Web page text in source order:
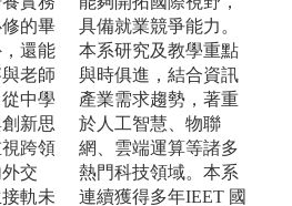
的畢
還能
老師
中學
新思
跨領
交
軌未
具備就業競爭能力。
本系研究及教學重點
與時俱進，結合資訊
產業需求趨勢，著重
於人工智慧、物聯
網、雲端運算等諸多
熱門科技領域。本系
連續獲得多年IEET 國